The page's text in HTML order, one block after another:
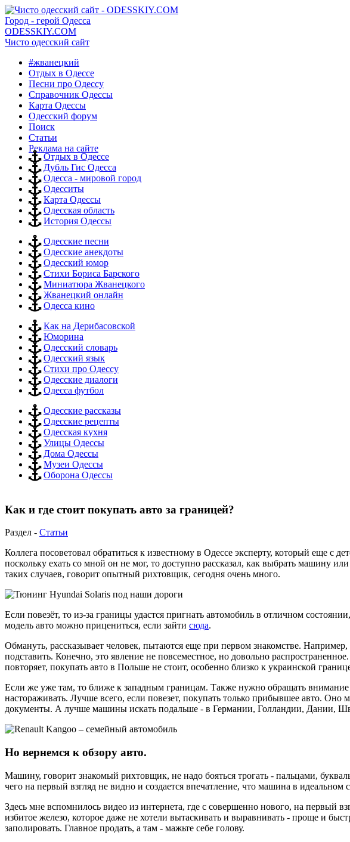
Город - герой Одесса
ODESSKIY.COM
Чисто одесский сайт
#жванецкий
Отдых в Одессе
Песни про Одессу
Справочник Одессы
Карта Одессы
Одесский форум
Поиск
Статьи
Реклама на сайте
Отдых в Одессе
Дубль Гис Одесса
Одесса - мировой город
Одесситы
Карта Одессы
Одесская область
История Одессы
Одесские песни
Одесские анекдоты
Одесский юмор
Стихи Бориса Барского
Миниатюра Жванецкого
Жванецкий онлайн
Одесса кино
Как на Дерибасовской
Юморина
Одесский словарь
Одесский язык
Стихи про Одессу
Одесские диалоги
Одесса футбол
Одесские рассказы
Одесские рецепты
Одесская кухня
Улицы Одессы
Дома Одессы
Музеи Одессы
Оборона Одессы
Как и где стоит покупать авто за границей?
Раздел - Статьи
Коллега посоветовал обратиться к известному в Одессе эксперту, который еще с
поскольку ехать со мной он не мог, то доступно рассказал, как выбрать машину
таких случаев, говорит опытный рихтовщик, сегодня очень много.
Если повезёт, то из-за границы удастся пригнать автомобиль в отличном
модель авто можно прицениться, если зайти сюда.
Обмануть, рассказывает человек, пытаются еще при первом знакомстве.
подставить. Конечно, это явление не повсеместное, но довольно
повторяет, покупать авто в Польше не стоит, особенно близко к украинской
Если же уже там, то ближе к западным границам. Также нужно обращать внимание
настораживать. Лучше всего, если повезет, покупать только прибывшее авто. Оно
документы. А лучше машины искать подальше - в Германии, Голландии, Дании,
Но вернемся к обзору авто.
Машину, говорит знакомый рихтовщик, не надо бояться трогать - пальцами,
чего на первый взгляд не видно и создается впечатление, что машина в идеальном
Здесь мне вспомнилось видео из интернета, где с совершенно нового, на первый
избитое железо, которое даже не хотели вытаскивать и выравнивать - проще и
заполировать. Главное продать, а там - мажьте себе голову.